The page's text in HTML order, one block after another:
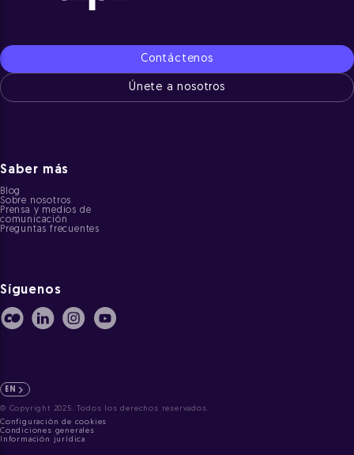
Contáctenos
Únete a nosotros
Saber más
Blog
Sobre nosotros
Prensa y medios de
comunicación
Preguntas frecuentes
Síguenos
Configuración de cookies
Condiciones generales
Información jurídica
EN
© Copyright 2025. Todos los derechos reservados.